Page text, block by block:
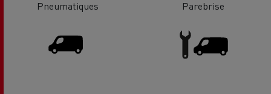
Pneumatiques Parebrise